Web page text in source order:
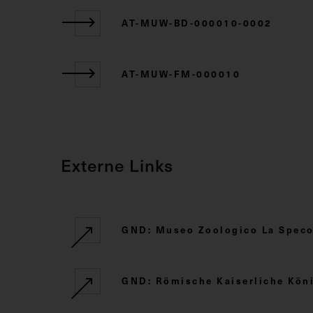
AT-MUW-BD-000010-0002
AT-MUW-FM-000010
Externe Links
GND: Museo Zoologico La
GND: Römische Kaiserliche